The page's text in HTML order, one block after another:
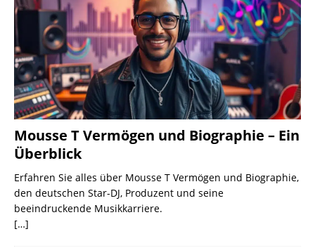
Mousse T Vermögen und Biographie – Ein
Überblick
Erfahren Sie alles über Mousse T Vermögen und Biographie,
den deutschen Star-DJ, Produzent und seine
beeindruckende Musikkarriere.
[…]